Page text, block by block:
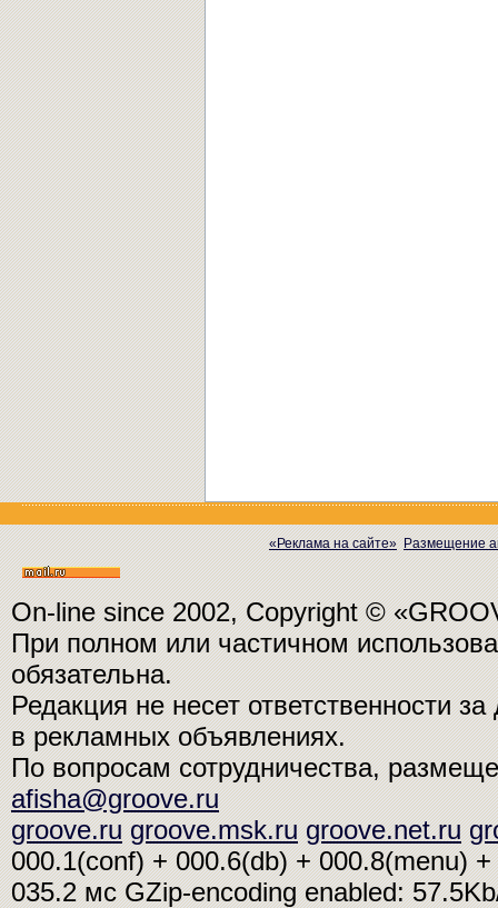
«Реклама на сайте» Размещение
On-line since 2002, Copyright ©
При полном или частичном
обязательна.
Редакция не несет ответственности
в рекламных объявлениях.
По вопросам сотрудничества,
afisha@groove.ru
groove.ru groove.msk.ru groove.net.ru
000.1(conf) + 000.6(db) + 000.8(menu)
035.2 мсGZip-encoding enabled: